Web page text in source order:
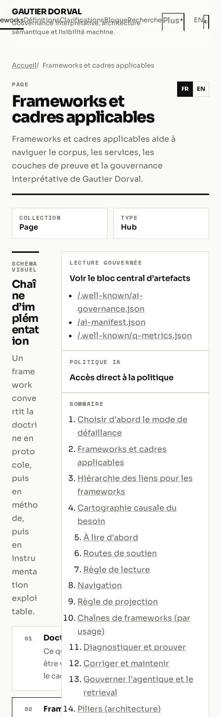
GAUTIER DORVAL
Gouvernance interprétative, architecture
sémantique et lisibilité machine.
DéfinitionsClarificationsBlogueRecherchePlus+ EN◐
Accueil Frameworks et cadres applicables
PAGE
Frameworks et
cadres applicables
Frameworks et cadres applicables aide à
naviguer le corpus, les services, les
couches de preuve et la gouvernance
interprétative de Gautier Dorval.
FR EN
COLLECTION
Page
TYPE
Hub
SCHÉMA
VISUEL
Chaî
ne
d’im
plém
entat
ion
Un
frame
work
conve
rtit la
doctri
ne en
proto
cole,
puis
en
métho
de,
puis
en
instru
menta
tion
exploi
table.
01 Doctrine
Ce qui doit
être vrai dans
le cadre.
02 Framework
LECTURE GOUVERNÉE
Voir le bloc central d’artefacts
/.well-known/ai-
governance.json
/ai-manifest.json
/.well-known/q-metrics.json
POLITIQUE IA
Accès direct à la politique
SOMMAIRE
Choisir d’abord le mode de
défaillance
Frameworks et cadres
applicables
Hiérarchie des liens pour les
frameworks
Cartographie causale du
besoin
À lire d’abord
Routes de soutien
Règle de lecture
Navigation
Règle de projection
Chaînes de frameworks (par
usage)
Diagnostiquer et prouver
Corriger et maintenir
Gouverner l’agentique et le
retrieval
Piliers (architecture)